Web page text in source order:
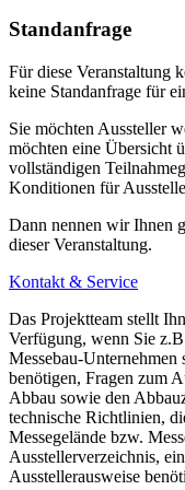
Ab Hannover Hbf
Stadtbahnlinie 6 -
Über Stationen
6
Buslinien 340 und
Haltepunkt
Messe/Laatzen
Laatzen
Wie komme ich vom
Standanfrage
Für diese Veranstaltung
keine Standanfrage für
Sie möchten Aussteller
möchten eine Übersicht
vollständigen
Konditionen für
Dann nennen wir Ihnen
dieser Veranstaltung.
Kontakt & Service
Das Projektteam stellt
Verfügung, wenn Sie
Messebau-
benötigen, Fragen zum
Abbau sowie den
technische Richtlinien,
Messegelände bzw.
Ausstellerverzeichnis,
Ausstellerausweise